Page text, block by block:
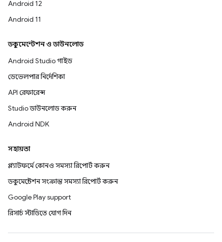
Android 12
Android 11
ডকুমেন্টেশন ও ডাউনলোড
Android Studio গাইড
ডেভেলপার নির্দেশিকা
API রেফারেন্স
Studio ডাউনলোড করুন
Android NDK
সহায়তা
প্ল্যাটফর্মে কোনও সমস্যা রিপোর্ট করুন
ডকুমেন্টেশন সংক্রান্ত সমস্যা রিপোর্ট করুন
Google Play support
রিসার্চ স্টাডিতে যোগ দিন